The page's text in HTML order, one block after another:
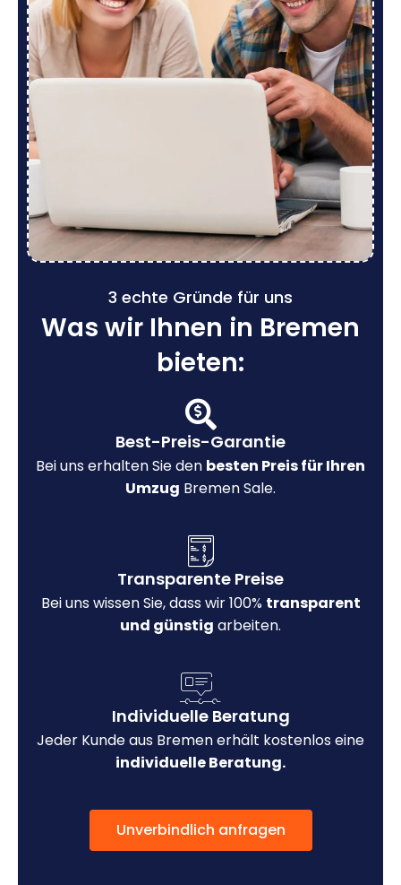
3 echte Gründe für uns
Was wir Ihnen in Bremen
bieten:
Best-Preis-Garantie
Bei uns erhalten Sie den besten Preis für Ihren
Umzug Bremen Sale.
Transparente Preise
Bei uns wissen Sie, dass wir 100% transparent
und günstig arbeiten.
Individuelle Beratung
Jeder Kunde aus Bremen erhält kostenlos eine
individuelle Beratung.
Unverbindlich anfragen